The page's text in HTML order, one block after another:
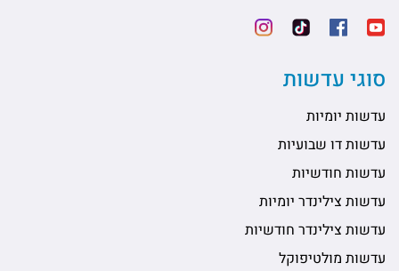
סוגי עדשות
עדשות יומיות
עדשות דו שבועיות
עדשות חודשיות
עדשות צילינדר יומיות
עדשות צילינדר חודשיות
עדשות מולטיפוקל